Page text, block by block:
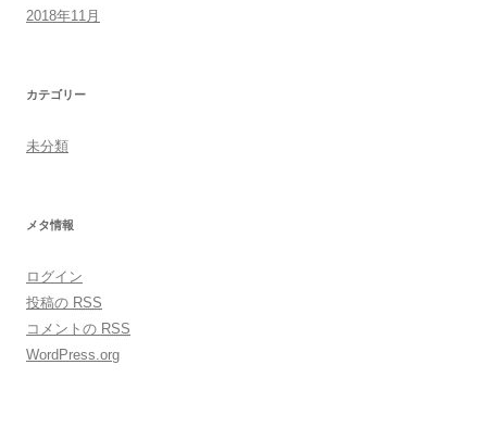
2018年11月
カテゴリー
未分類
メタ情報
ログイン
投稿の RSS
コメントの RSS
WordPress.org